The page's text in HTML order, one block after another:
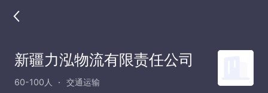
新疆力泓物流有限责任公司
60-100人 交通运输